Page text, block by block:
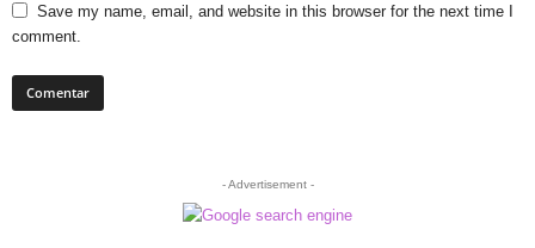
Save my name, email, and website in this browser for the next time I
comment.
- Advertisement -